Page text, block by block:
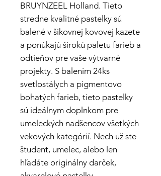
BRUYNZEEL Holland. Tieto
stredne kvalitné pastelky sú
balené v šikovnej kovovej kazete
a ponúkajú širokú paletu farieb a
odtieňov pre vaše výtvarné
projekty. S balením 24ks
svetlostálych a pigmentovo
bohatých farieb, tieto pastelky
sú ideálnym doplnkom pre
umeleckých nadšencov všetkých
vekových kategórií. Nech už ste
študent, umelec, alebo len
hľadáte originálny darček,